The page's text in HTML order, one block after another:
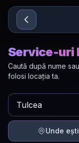
Sari la conținut
Service-uri
Caută după nume
folosi locația ta.
Unde